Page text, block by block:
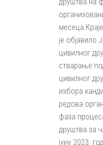
је објавило
цивилног
стварање
цивилног
избора
редова
фаза
друштва за
јуну 2023.